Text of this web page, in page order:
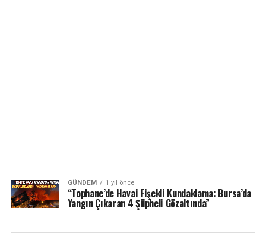
GÜNDEM 1 yıl önce
“Tophane’de Havai Fişekli Kundaklama: Bursa’da
Yangın Çıkaran 4 Şüpheli Gözaltında”